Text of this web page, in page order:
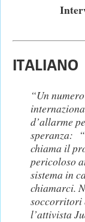
ITALIANO
“Un
d’allarme
speranza:
chiama il
pericoloso
sistema in
chiamarci.
soccorritori
l’attivista